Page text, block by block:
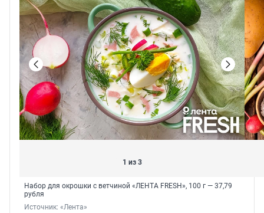
1 из 3
Набор для окрошки с ветчиной «ЛЕНТА FRESH», 100 г — 37,79
рубля
Источник: «Лента»